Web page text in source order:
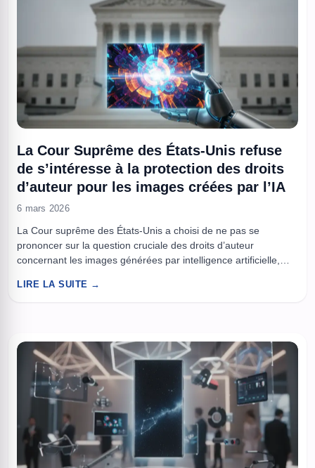
La Cour Suprême des États-Unis refuse
de s’intéresse à la protection des droits
d’auteur pour les images créées par l’IA
6 mars 2026
La Cour suprême des États-Unis a choisi de ne pas se
prononcer sur la question cruciale des droits d’auteur
concernant les images générées par intelligence artificielle,
expansion. Alors que l’intelligence artificielle révolutionne la
LIRE LA SUITE →